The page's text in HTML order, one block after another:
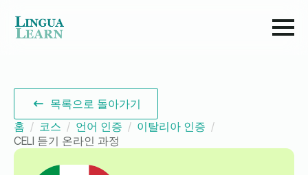
목록으로 돌아가기
홈
코스 언어 인증
이탈리아 인증
CELI 듣기 온라인 과정